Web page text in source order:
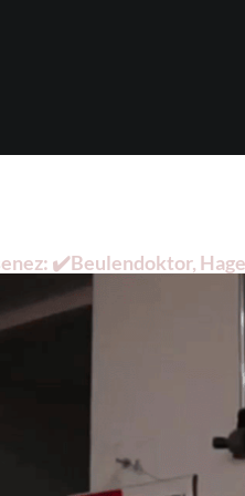
✔️Beulendoktor,
gesucht? ➡️